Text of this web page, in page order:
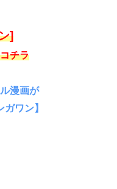
]
チラ
漫画が
ワン】